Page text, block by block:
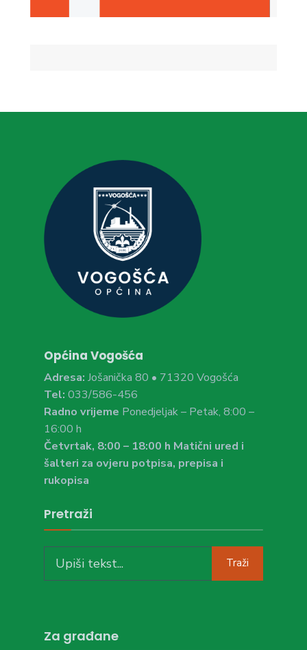
Općina Vogošća
Adresa: Jošanička 80 • 71320 Vogošća
Tel: 033/586-456
Radno vrijeme Ponedjeljak – Petak, 8:00 –
16:00 h
Četvrtak, 8:00 – 18:00 h Matični ured i
šalteri za ovjeru potpisa, prepisa i
rukopisa
Pretraži
for:
Traži
Za građane